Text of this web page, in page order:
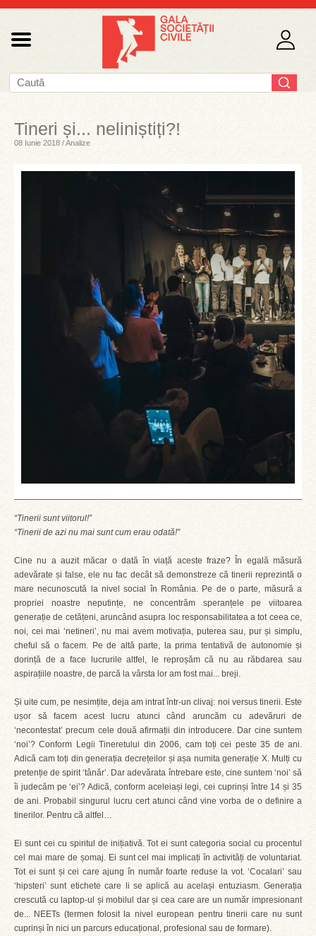
Tineri și... neliniștiți?!
08 Iunie 2018 / Analize
“Tinerii sunt viitorul!”
“Tinerii de azi nu mai sunt cum erau odată!”
Cine nu a auzit măcar o dată în viață aceste fraze? În egală măsură
adevărate și false, ele nu fac decât să demonstreze că tinerii reprezintă o
mare necunoscută la nivel social în România. Pe de o parte, măsură a
propriei noastre neputințe, ne concentrăm speranțele pe viitoarea
generație de cetățeni, aruncând asupra loc responsabilitatea a tot ceea ce,
noi, cei mai ‘netineri’, nu mai avem motivația, puterea sau, pur și simplu,
cheful să o facem. Pe de altă parte, la prima tentativă de autonomie și
dorință de a face lucrurile altfel, le reproșăm că nu au răbdarea sau
aspirațiile noastre, de parcă la vârsta lor am fost mai... breji.
Și uite cum, pe nesimțite, deja am intrat într-un clivaj: noi versus tinerii. Este
ușor să facem acest lucru atunci când aruncăm cu adevăruri de
‘necontestat’ precum cele două afirmații din introducere. Dar cine suntem
‘noi’? Conform Legii Tineretului din 2006, cam toți cei peste 35 de ani.
Adică cam toți din generația decrețeilor și așa numita generație X. Mulți cu
pretenție de spirit ‘tânăr’. Dar adevărata întrebare este, cine suntem ‘noi’ să
îi judecăm pe ‘ei’? Adică, conform aceleiași legi, cei cuprinși între 14 și 35
de ani. Probabil singurul lucru cert atunci când vine vorba de o definire a
tinerilor. Pentru că altfel…
Ei sunt cei cu spiritul de inițiativă. Tot ei sunt categoria social cu procentul
cel mai mare de șomaj. Ei sunt cel mai implicați în activități de voluntariat.
Tot ei sunt și cei care ajung în număr foarte reduse la vot. ‘Cocalari’ sau
‘hipsteri’ sunt etichete care li se aplică au același entuziasm. Generația
crescută cu laptop-ul și mobilul dar și cea care are un număr impresionant
de... NEETs (termen folosit la nivel european pentru tinerii care nu sunt
cuprinși în nici un parcurs educațional, profesional sau de formare).